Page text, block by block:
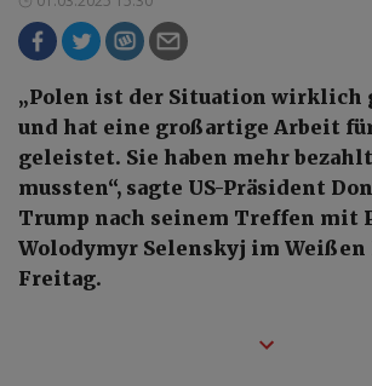
„Polen ist der Situation wirklich
und hat eine großartige Arbeit
geleistet. Sie haben mehr
mussten“, sagte US-Präsident
Trump nach seinem Treffen mit
Wolodymyr Selenskyj im Weißen
Freitag.